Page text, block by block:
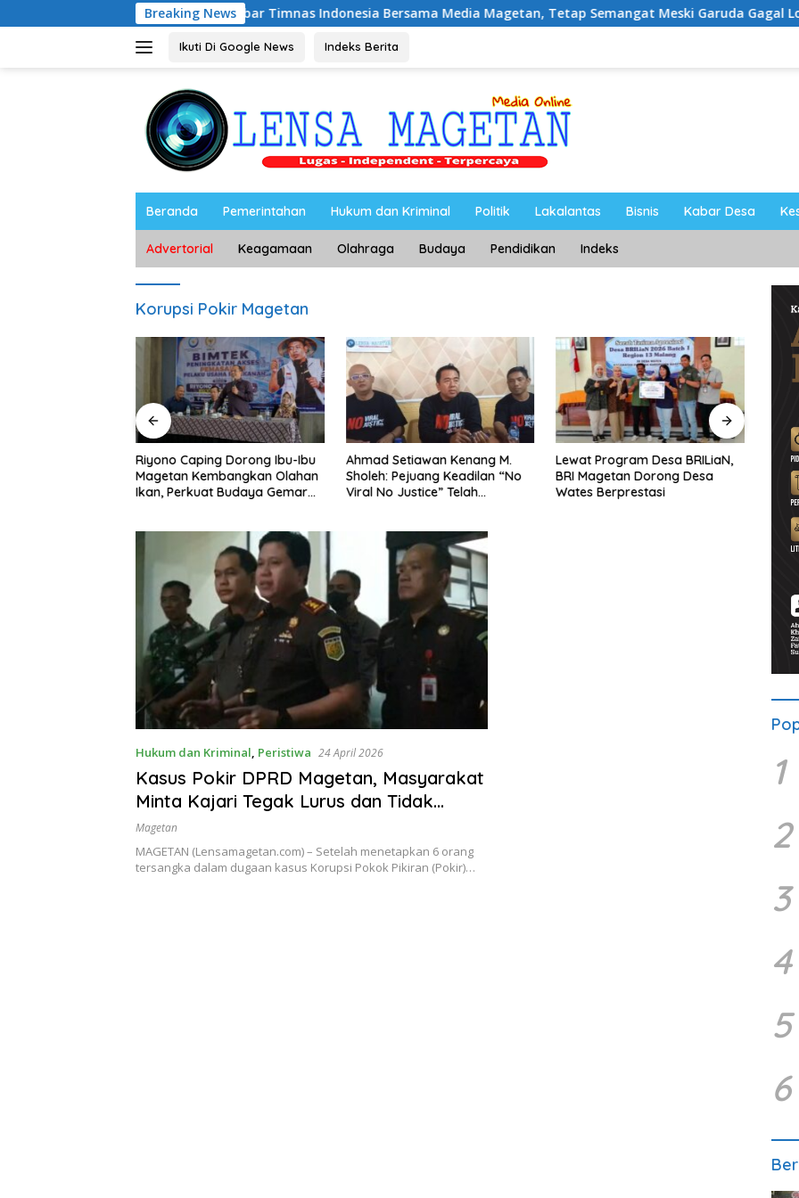
ke
Breaking News
Riyono Caping Nobar Timnas Indonesia Bersama Media Magetan, Tetap Semangat Meski Garuda Gagal Lolos
Ikuti Di Google News Indeks Berita
Beranda Pemerintahan Hukum dan Kriminal Politik Lakalantas Bisnis Kabar Desa
Advertorial Keagamaan Olahraga Budaya Pendidikan Indeks
Korupsi Pokir Magetan
Riyono Caping Dorong Ibu-Ibu
Magetan Kembangkan Olahan
Ikan, Perkuat Budaya Gemar
Ahmad Setiawan Kenang M.
Sholeh: Pejuang Keadilan “No
Viral No Justice” Telah
Lewat Program Desa BRILiaN,
BRI Magetan Dorong Desa
Wates Berprestasi
Hukum dan Kriminal, Peristiwa 24 April 2026
Kasus Pokir DPRD Magetan, Masyarakat
Minta Kajari Tegak Lurus dan Tidak
Tebang Pilih
Magetan
MAGETAN (Lensamagetan.com) – Setelah menetapkan 6 orang
tersangka dalam dugaan kasus Korupsi Pokok Pikiran (Pokir)…
1
2
3
4
5
6